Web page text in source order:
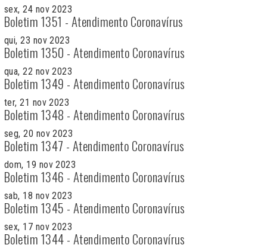
sex, 24 nov 2023
Boletim 1351 - Atendimento Coronavírus
qui, 23 nov 2023
Boletim 1350 - Atendimento Coronavírus
qua, 22 nov 2023
Boletim 1349 - Atendimento Coronavírus
ter, 21 nov 2023
Boletim 1348 - Atendimento Coronavírus
seg, 20 nov 2023
Boletim 1347 - Atendimento Coronavírus
dom, 19 nov 2023
Boletim 1346 - Atendimento Coronavírus
sab, 18 nov 2023
Boletim 1345 - Atendimento Coronavírus
sex, 17 nov 2023
Boletim 1344 - Atendimento Coronavírus